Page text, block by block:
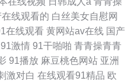
在线观看的 白丝美女自慰网
在线观看 黄网站av在线 国产
91激情 91干啪啪 青青操青青
91播放 麻豆桃色网站 亚洲
激对白 在线观看91精品 欧